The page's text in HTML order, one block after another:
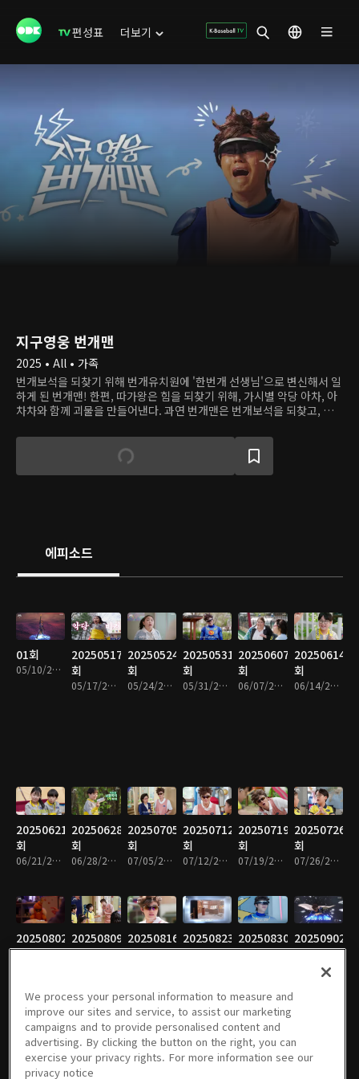
편성표 더보기
지구영웅 번개맨
2025 • All • 가족
번개보석을 되찾기 위해 번개유치원에 '한번개 선생님'으로 변신해서 일
하게 된 번개맨! 한편, 따가왕은 힘을 되찾기 위해, 가시별 악당 아차, 아
차차와 함께 괴물을 만들어낸다. 과연 번개맨은 번개보석을 되찾고, 따
에피소드
01회
05/10/2025 • 15분
20250517
회
05/17/2025 • 15분
20250524
회
05/24/2025 • 14분
20250531
회
05/31/2025 • 14분
20250607
회
06/07/2025 • 14분
20250614
회
06/14/2025 • 15분
20250621
회
06/21/2025 • 15분
20250628
회
06/28/2025 • 15분
20250705
회
07/05/2025 • 15분
20250712
회
07/12/2025 • 14분
20250719
회
07/19/2025 • 29분
20250726
회
07/26/2025 • 15분
20250802
회
20250809
회
20250816
회
20250823
회
20250830
회
20250902
회
09/02/2025 • 15분
20250906
회
01회
11/11/2025 • 16분
02회
11/18/2025 • 14분
03회
11/25/2025 • 15분
04회
12/02/2025 • 15분
05회
We process your personal information to measure and
improve our sites and service, to assist our marketing
campaigns and to provide personalised content and
advertising. By clicking the button on the right, you can
exercise your privacy rights. For more information see our
privacy notice